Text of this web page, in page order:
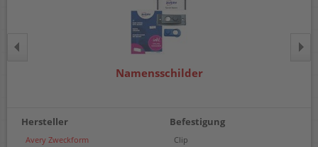
Namensschilder
Hersteller
Avery Zweckform
Befestigung
Clip